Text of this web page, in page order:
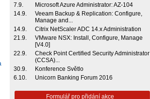
7.9.
Microsoft Azure Administrator: AZ-104
14.9.
Veeam Backup & Replication: Configure,
Manage and...
14.9.
Citrix NetScaler ADC 14.x Administration
21.9.
VMware NSX: Install, Configure, Manage
[V4.0]
22.9.
Check Point Certified Security Administrator
(CCSA)...
30.9.
Konference Světlo
6.10.
Unicorn Banking Forum 2016
Formulář pro přidání akce